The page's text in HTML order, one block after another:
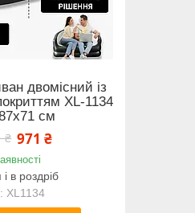
двомісний із
XL-1134
см
₴ 971 ₴
в роздріб
XL1134